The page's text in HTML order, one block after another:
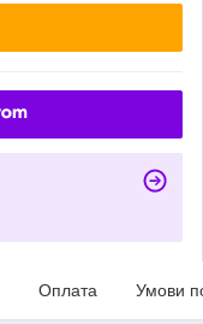
Оплата Умови